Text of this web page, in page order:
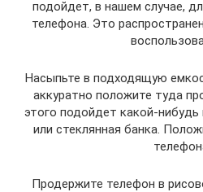
подойдет, в нашем случае,
телефона. Это
Насыпьте в подходящую
аккуратно положите туда
этого подойдет какой-
или стеклянная банка.
Продержите телефон в